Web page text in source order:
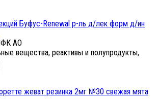
Буфус-Renewal р-ль д/лек форм д/ин
АО
вещества, реактивы и полупродукты,